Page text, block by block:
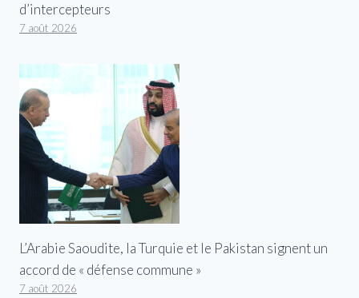
d’intercepteurs
7 août 2026
L’Arabie Saoudite, la Turquie et le Pakistan signent un
accord de « défense commune »
7 août 2026